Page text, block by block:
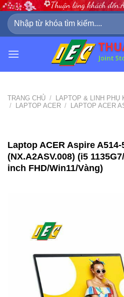
Skip
content
Tìm
kiếm:
TRANG CHỦ / LAPTOP & LINH PHỤ
/
LAPTOP ACER / LAPTOP ACER
Laptop ACER Aspire A514-
(NX.A2ASV.008) (i5
inch FHD/Win11/Vàng)